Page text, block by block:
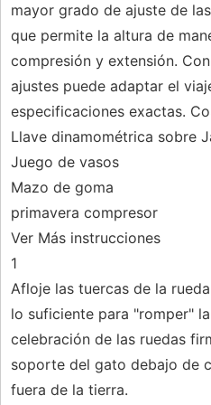
mayor grado de ajuste de
que permite la altura de
compresión y extensión.
ajustes puede adaptar el
especificaciones exactas.
Llave dinamométrica sobre
Juego de vasos
Mazo de goma
primavera compresor
Ver Más instrucciones
1
Afloje las tuercas de la
lo suficiente para "romper"
celebración de las ruedas
soporte del gato debajo de
fuera de la tierra.